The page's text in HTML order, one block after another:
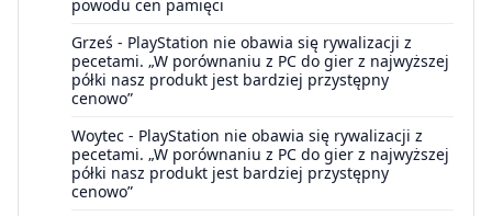
powodu cen pamięci
Grześ - PlayStation nie obawia się rywalizacji z
pecetami. „W porównaniu z PC do gier z najwyższej
półki nasz produkt jest bardziej przystępny
cenowo”
Woytec - PlayStation nie obawia się rywalizacji z
pecetami. „W porównaniu z PC do gier z najwyższej
półki nasz produkt jest bardziej przystępny
cenowo”